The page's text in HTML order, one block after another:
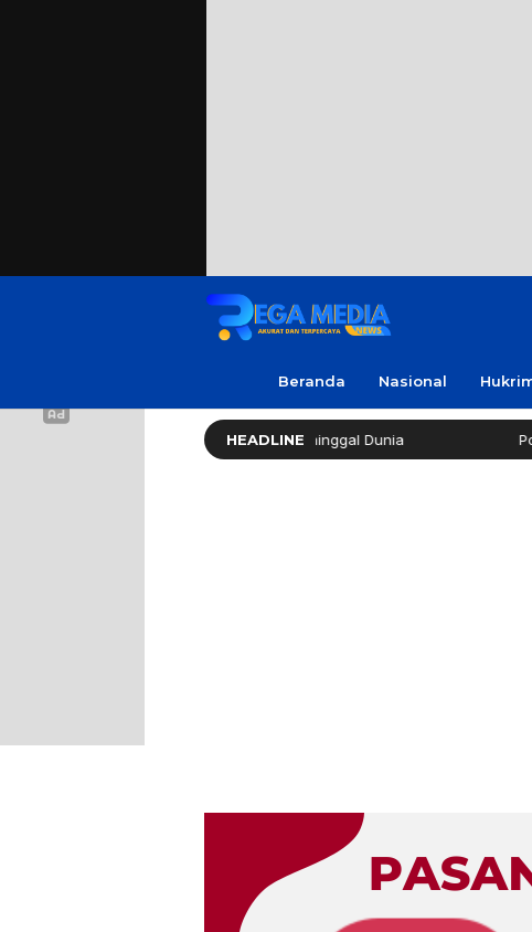
Beranda Nasional
HEADLINE
‘No Viral No Justice’ Meninggal Dunia Polres